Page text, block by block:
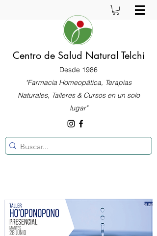
Centro de Salud Natural Telchi
Desde 1986
"Farmacia Homeopática, Terapias
Naturales, Talleres & Cursos en un solo
lugar"